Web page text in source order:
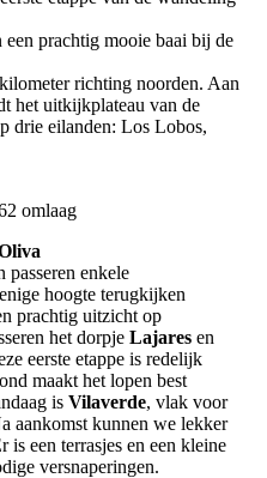
prachtig mooie baai bij de
richting noorden. Aan
het uitkijkplateau van de
drie eilanden: Los Lobos,
omlaag
enkele
hoogte terugkijken
prachtig uitzicht op
het dorpjeLajares en
eerste etappe is redelijk
maakt het lopen best
isVilaverde, vlak voor
aankomst kunnen we lekker
is een terrasjes en een kleine
versnaperingen.